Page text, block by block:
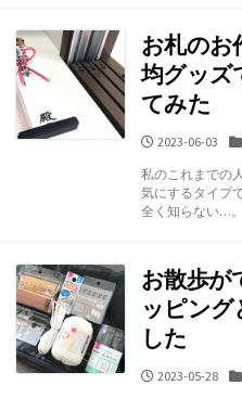
お札のお
均グッズ
てみた
公
日
2023-06-03
私のこれまでの
気にするタイプ
全く知らない…
お散歩が
ッピング
した
公
2023-05-28